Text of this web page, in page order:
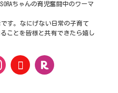
ちゃんの育児奮闘中のワーマ
す。なにげない日常の子育て
ることを皆様と共有できたら嬉し